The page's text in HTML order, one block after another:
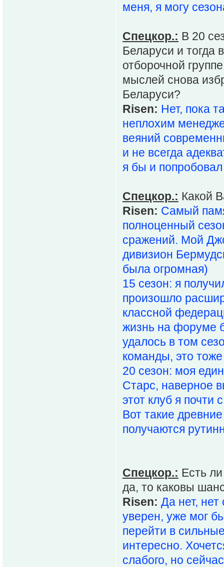
меня, я могу
Спецкор.: В 20
Беларуси и тогда
отборочной
мыслей снова
Беларуси?
Risen: Нет, пока
неплохим
веяний
и не всегда
я бы и
Спецкор.: Какой
Risen: Самый
полноценный
сражений. Мой
дивизион
была огромная)
15 сезон: я
произошло
классной
жизнь на форуме
удалось в том
команды, это
20 сезон: моя
Старс, наверное
этот клуб я почти
Вот такие
получаются
Спецкор.: Есть
да, то каковы
Risen: Да нет,
уверен, уже мог
перейти в
интересно.
слабого, но